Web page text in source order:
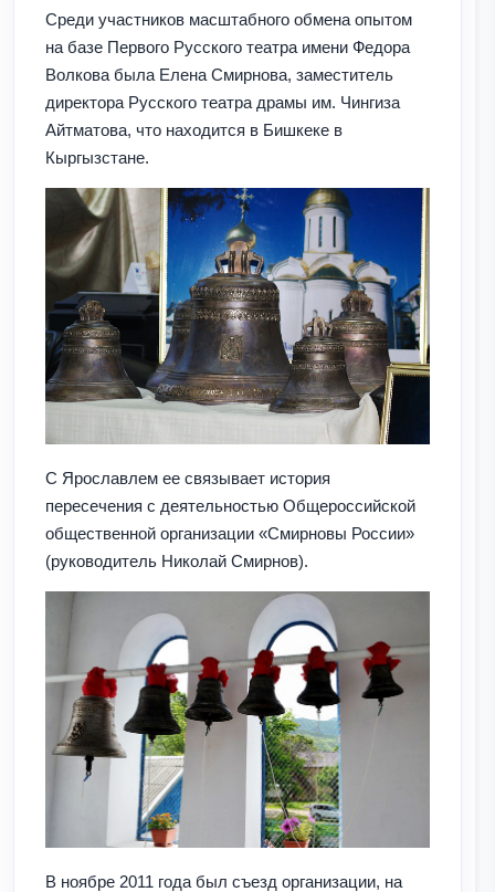
Среди участников масштабного обмена опытом
на базе Первого Русского театра имени Федора
Волкова была Елена Смирнова, заместитель
директора Русского театра драмы им. Чингиза
Айтматова, что находится в Бишкеке в
Кыргызстане.
С Ярославлем ее связывает история
пересечения с деятельностью Общероссийской
общественной организации «Смирновы России»
(руководитель Николай Смирнов).
В ноябре 2011 года был съезд организации, на